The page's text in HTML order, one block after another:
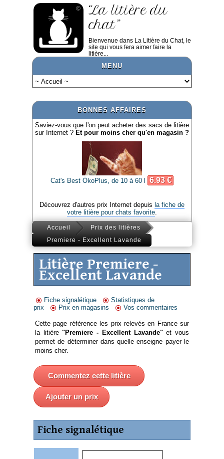
“La litière du
chat”
Bienvenue dans La Litière du Chat, le
site qui vous fera aimer faire la
litière...
MENU
BONNES AFFAIRES
Saviez-vous que l'on peut acheter des sacs de litière
sur Internet ? Et pour moins cher qu'en magasin ?
Cat's Best ÖkoPlus, de 10 à 60 l 6.93 €
Découvrez d'autres prix Internet depuis la fiche de
votre litière pour chats favorite.
Accueil
Prix des litières
Premiere - Excellent Lavande
Litière Premiere -
Excellent Lavande
Fiche signalétique
Statistiques de
prix
Prix en magasins Vos commentaires
Cette page référence les prix relevés en France sur
la litière"Premiere - Excellent Lavande"et vous
permet de déterminer dans quelle enseigne payer le
moins cher.
Commentez cette litière
Ajouter un prix
Fiche signalétique